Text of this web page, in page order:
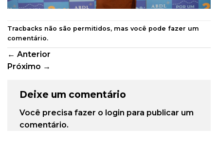
Tracbacks não são permitidos, mas você pode fazer um
comentário.
← Anterior
Próximo →
Deixe um comentário
Você precisa fazer o login para publicar um
comentário.